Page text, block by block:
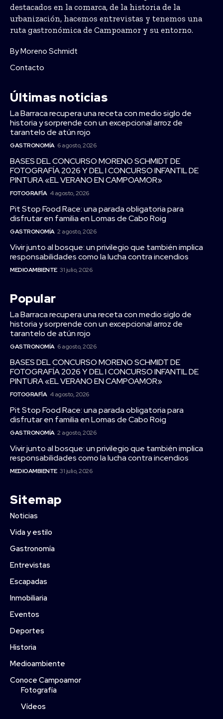
destacados en la comarca, de la historia de la
urbanización, hacemos entrevistas y tenemos una
ruta gastronómica de Campoamor y su entorno.
By Moreno Schmidt
Contacto
Últimas noticias
La Barraca recupera una receta con medio siglo de
historia y sorprende con un excepcional arroz de
tarantelo de atún rojo
GASTRONOMÍA 6 agosto, 2026
BASES DEL CONCURSO MORENO SCHMIDT DE
FOTOGRAFÍA 2026 Y DEL I CONCURSO INFANTIL DE
PINTURA «EL VERANO EN CAMPOAMOR»
FOTOGRAFÍA 4 agosto, 2026
Pit Stop Food Race: una parada obligatoria para
disfrutar en familia en Lomas de Cabo Roig
GASTRONOMÍA 2 agosto, 2026
Vivir junto al bosque: un privilegio que también implica
responsabilidades como la lucha contra incendios
MEDIOAMBIENTE 31 julio, 2026
Popular
La Barraca recupera una receta con medio siglo de
historia y sorprende con un excepcional arroz de
tarantelo de atún rojo
GASTRONOMÍA 6 agosto, 2026
BASES DEL CONCURSO MORENO SCHMIDT DE
FOTOGRAFÍA 2026 Y DEL I CONCURSO INFANTIL DE
PINTURA «EL VERANO EN CAMPOAMOR»
FOTOGRAFÍA 4 agosto, 2026
Pit Stop Food Race: una parada obligatoria para
disfrutar en familia en Lomas de Cabo Roig
GASTRONOMÍA 2 agosto, 2026
Vivir junto al bosque: un privilegio que también implica
responsabilidades como la lucha contra incendios
MEDIOAMBIENTE 31 julio, 2026
Sitemap
Noticias
Vida y estilo
Gastronomía
Entrevistas
Escapadas
Inmobiliaria
Eventos
Deportes
Historia
Medioambiente
Conoce Campoamor
Fotografía
Vídeos